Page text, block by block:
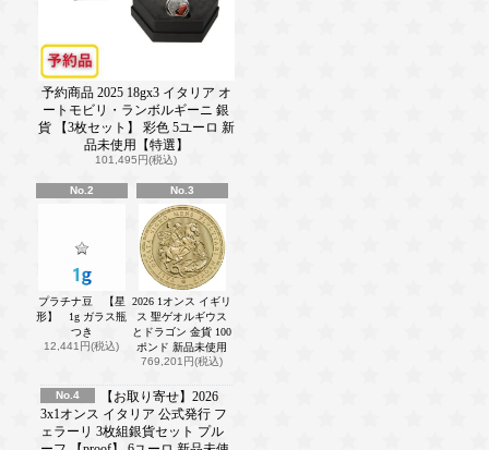
予約商品 2025 18gx3 イタリア オ
ートモビリ・ランボルギーニ 銀
貨 【3枚セット】 彩色 5ユーロ 新
品未使用【特選】
101,495円(税込)
No.2
プラチナ豆 【星
形】 1g ガラス瓶
つき
12,441円(税込)
No.3
2026 1オンス イギリ
ス 聖ゲオルギウス
とドラゴン 金貨 100
ポンド 新品未使用
769,201円(税込)
No.4
【お取り寄せ】2026
3x1オンス イタリア 公式発行 フ
ェラーリ 3枚組銀貨セット プル